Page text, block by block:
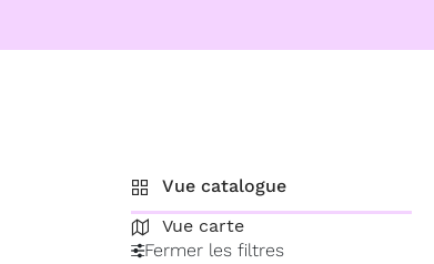
Vue catalogue
Vue carte
Fermer les filtres